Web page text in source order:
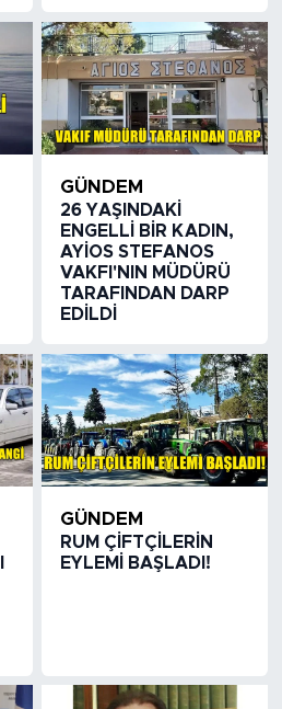
GÜNDEM
26 YAŞINDAKİ
ENGELLİ BİR KADIN,
AYİOS STEFANOS
VAKFI'NIN MÜDÜRÜ
TARAFINDAN DARP
EDİLDİ
GÜNDEM
RUM ÇİFTÇİLERİN
EYLEMİ BAŞLADI!